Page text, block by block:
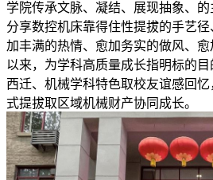
学院传承文脉、凝结、展现抽象、
分享数控机床靠得住性提拔的手艺
加丰满的热情、愈加务实的做风、
以来，为学科高质量成长指明标的
西迁、机械学科特色取校友谊感回
式提拔取区域机械财产协同成长。